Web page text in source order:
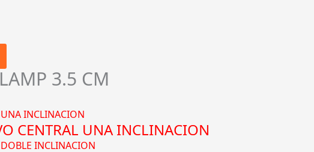
3.5 CM
CENTRAL UNA INCLINACION